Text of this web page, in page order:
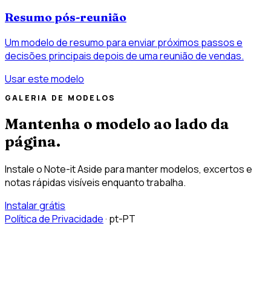
Resumo pós-reunião
Um modelo de resumo para enviar próximos passos e
decisões principais depois de uma reunião de vendas.
Usar este modelo
GALERIA DE MODELOS
Mantenha o modelo ao lado da
página.
Instale o Note-it Aside para manter modelos, excertos e
notas rápidas visíveis enquanto trabalha.
Instalar grátis
Política de Privacidade· pt-PT